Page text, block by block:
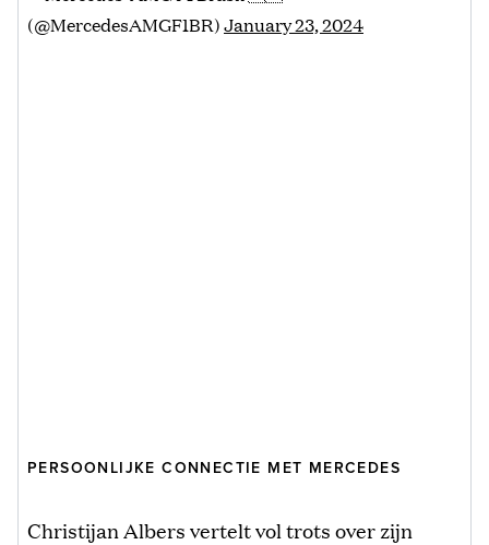
(@MercedesAMGF1BR)January 23, 2024
PERSOONLIJKE CONNECTIE MET MERCEDES
Christijan Albers vertelt vol trots over zijn